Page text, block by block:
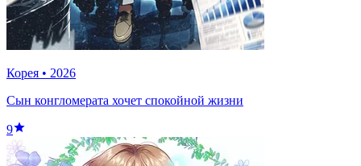
Корея • 2026
Сын конгломерата хочет спокойной жизни
9